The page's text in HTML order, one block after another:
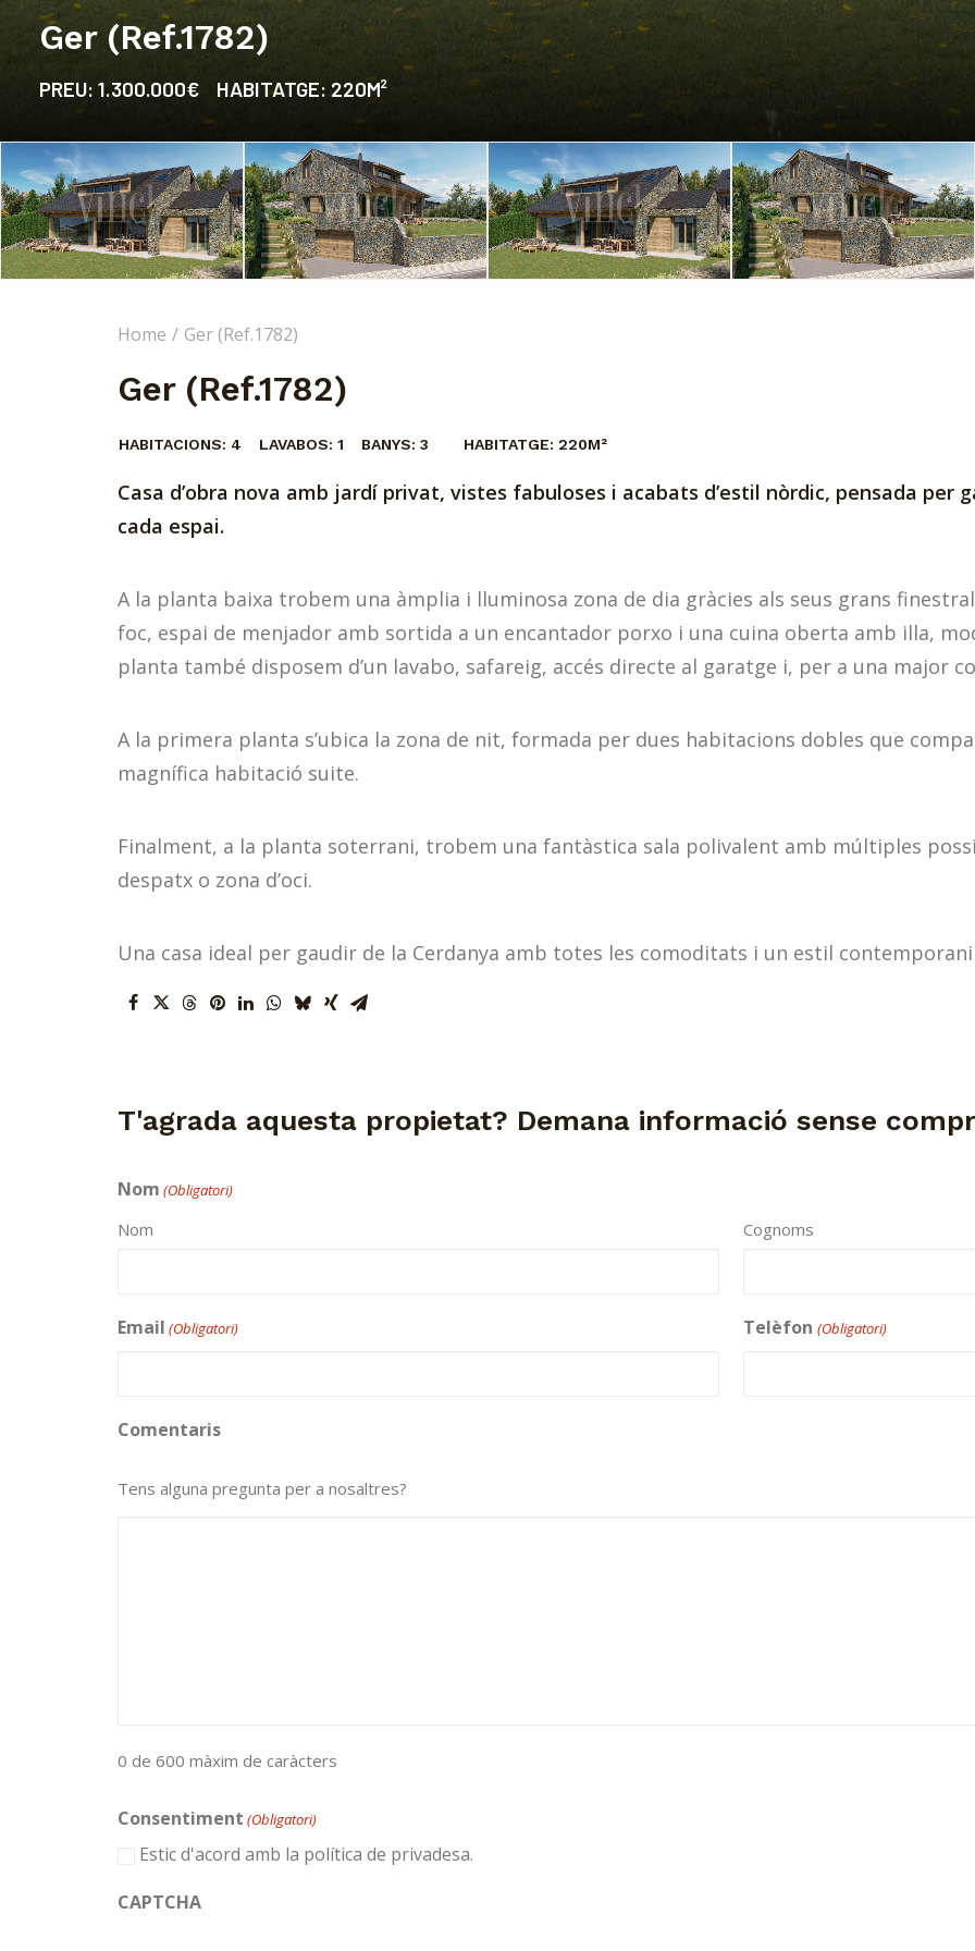
Ger (Ref.1782)
PREU: 1.300.000€ HABITATGE: 220M²
Home Ger (Ref.1782)
Ger (Ref.1782)
HABITACIONS: 4 LAVABOS: 1 BANYS: 3 HABITATGE: 220M²
Casa d’obra nova amb jardí privat, vistes fabuloses i acabats d’estil nòrdic, pensada
cada espai.
A la planta baixa trobem una àmplia i lluminosa zona de dia gràcies als seus grans
foc, espai de menjador amb sortida a un encantador porxo i una cuina oberta amb illa,
planta també disposem d’un lavabo, safareig, accés directe al garatge i, per a una major
A la primera planta s’ubica la zona de nit, formada per dues habitacions dobles que
magnífica habitació suite.
Finalment, a la planta soterrani, trobem una fantàstica sala polivalent amb múltiples
despatx o zona d’oci.
Una casa ideal per gaudir de la Cerdanya amb totes les comoditats i un estil contemporani
T'agrada aquesta propietat? Demana informació sense
Nom (Obligatori)
Nom Cognoms
Email (Obligatori) Telèfon (Obligatori)
Comentaris
Tens alguna pregunta per a nosaltres?
0 de 600 màxim de caràcters
Consentiment (Obligatori)
Estic d'acord amb la política de privadesa.
CAPTCHA